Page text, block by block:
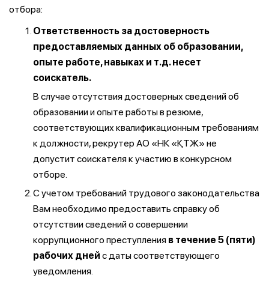
отбора:
Ответственность за достоверность
предоставляемых данных об образовании,
опыте работе, навыках и т.д. несет
соискатель.
В случае отсутствия достоверных сведений об
образовании и опыте работы в резюме,
соответствующих квалификационным требованиям
к должности, рекрутер АО «НК «ҚТЖ» не
допустит соискателя к участию в конкурсном
отборе.
С учетом требований трудового законодательства
Вам необходимо предоставить справку об
отсутствии сведений о совершении
коррупционного преступления в течение 5 (пяти)
рабочих дней с даты соответствующего
уведомления.